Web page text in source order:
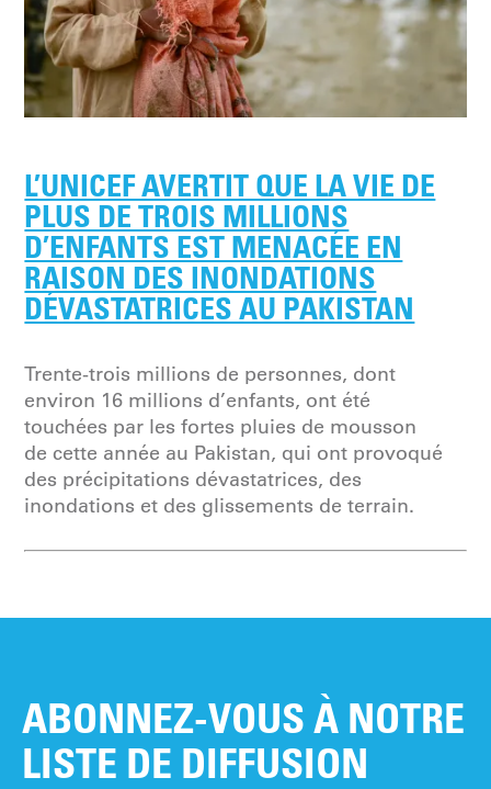
L’UNICEF AVERTIT QUE LA VIE DE
PLUS DE TROIS MILLIONS
D’ENFANTS EST MENACÉE EN
RAISON DES INONDATIONS
DÉVASTATRICES AU PAKISTAN
Trente-trois millions de personnes, dont
environ 16 millions d’enfants, ont été
touchées par les fortes pluies de mousson
de cette année au Pakistan, qui ont provoqué
des précipitations dévastatrices, des
inondations et des glissements de terrain.
ABONNEZ-VOUS À NOTRE
LISTE DE DIFFUSION